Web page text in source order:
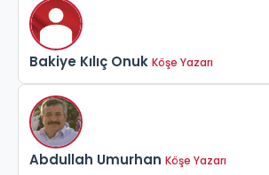
Bakiye Kılıç Onuk Köşe Yazarı
Abdullah Umurhan Köşe Yazarı